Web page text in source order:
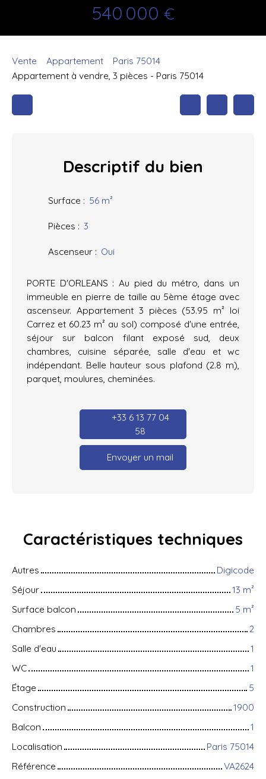
540 000 €
Vente Appartement
Paris 75014
Appartement à vendre, 3 pièces - Paris 75014
Descriptif du bien
Surface : 56 m²
Pièces : 3
Ascenseur : Oui
PORTE D'ORLEANS : Au pied du métro, dans un
immeuble en pierre de taille au 5ème étage avec
ascenseur. Appartement 3 pièces (53.95 m² loi
Carrez et 60.23 m² au sol) composé d'une entrée,
séjour sur balcon filant exposé sud, deux
chambres, cuisine séparée, salle d'eau et wc
indépendant. Belle hauteur sous plafond (2.8 m),
parquet, moulures, cheminées.
+33 6 13 77 04
58
Envoyer un mail
Caractéristiques techniques
Autres
Digicode
Séjour
13 m²
Surface balcon
5 m²
Chambres
2
Salle d'eau
1
WC
1
Étage
5
Construction
1900
Balcon
1
Localisation
Paris 75014
Référence
VA2624